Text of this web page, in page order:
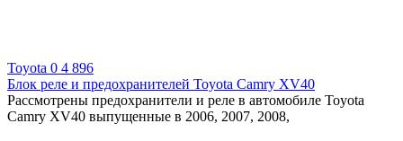
Toyota 0 4 896
Блок реле и предохранителей Toyota Camry XV40
Рассмотрены предохранители и реле в автомобиле Toyota
Camry XV40 выпущенные в 2006, 2007, 2008,